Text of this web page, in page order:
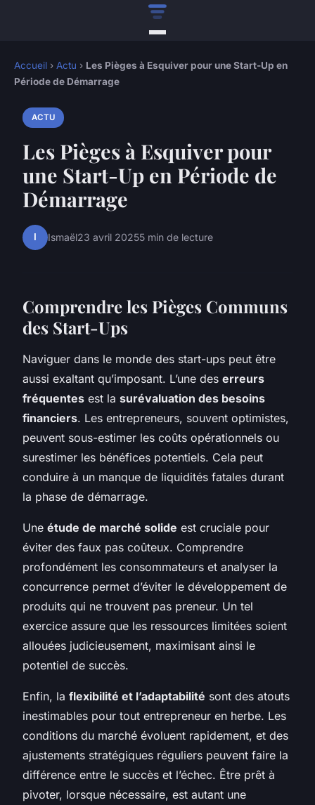
Accueil › Actu › Les Pièges à Esquiver pour une Start-Up en
Période de Démarrage
ACTU
Les Pièges à Esquiver pour
une Start-Up en Période de
Démarrage
I Ismaël23 avril 20255 min de lecture
Comprendre les Pièges Communs
des Start-Ups
Naviguer dans le monde des start-ups peut être
aussi exaltant qu’imposant. L’une des erreurs
fréquentes est la surévaluation des besoins
financiers. Les entrepreneurs, souvent optimistes,
peuvent sous-estimer les coûts opérationnels ou
surestimer les bénéfices potentiels. Cela peut
conduire à un manque de liquidités fatales durant
la phase de démarrage.
Une étude de marché solide est cruciale pour
éviter des faux pas coûteux. Comprendre
profondément les consommateurs et analyser la
concurrence permet d’éviter le développement de
produits qui ne trouvent pas preneur. Un tel
exercice assure que les ressources limitées soient
allouées judicieusement, maximisant ainsi le
potentiel de succès.
Enfin, la flexibilité et l’adaptabilité sont des atouts
inestimables pour tout entrepreneur en herbe. Les
conditions du marché évoluent rapidement, et des
ajustements stratégiques réguliers peuvent faire la
différence entre le succès et l’échec. Être prêt à
pivoter, lorsque nécessaire, est autant une